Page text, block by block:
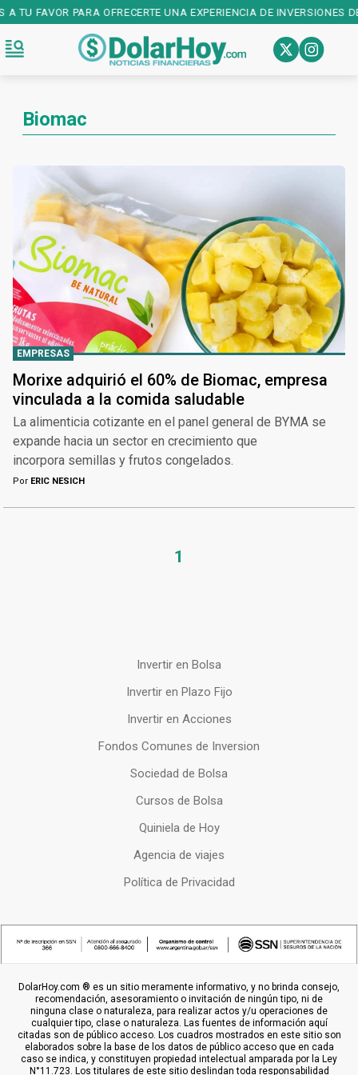
FAVOR PARA OFRECERTE UNA EXPERIENCIA DE INVERSIONES
Biomac
EMPRESAS
Morixe adquirió el 60% de Biomac, empresa
vinculada a la comida saludable
La alimenticia cotizante en el panel general de BYMA se
expande hacia un sector en crecimiento que
incorpora semillas y frutos congelados.
Por ERIC NESICH
1
Invertir en Bolsa
Invertir en Plazo Fijo
Invertir en Acciones
Fondos Comunes de Inversion
Sociedad de Bolsa
Cursos de Bolsa
Quiniela de Hoy
Agencia de viajes
Política de Privacidad
DolarHoy.com ® es un sitio meramente informativo, y no brinda consejo,
recomendación, asesoramiento o invitación de ningún tipo, ni de
ninguna clase o naturaleza, para realizar actos y/u operaciones de
cualquier tipo, clase o naturaleza. Las fuentes de información aquí
citadas son de público acceso. Los cuadros mostrados en este sitio son
elaborados sobre la base de los datos de público acceso que en cada
caso se indica, y constituyen propiedad intelectual amparada por la Ley
N°11.723. Los titulares de este sitio deslindan toda responsabilidad